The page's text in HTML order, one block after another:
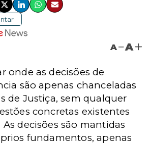
A A
onde as decisões de
são apenas chanceladas
de Justiça, sem qualquer
concretas existentes
As decisões são mantidas
fundamentos, apenas